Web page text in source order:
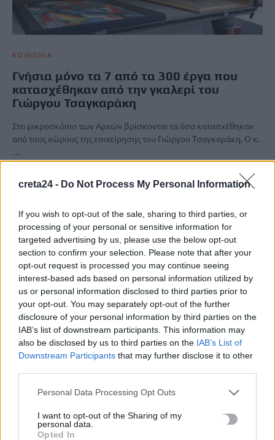
creta24 - Do Not Process My Personal Information
If you wish to opt-out of the sale, sharing to third parties, or
processing of your personal or sensitive information for
targeted advertising by us, please use the below opt-out
section to confirm your selection. Please note that after your
opt-out request is processed you may continue seeing
interest-based ads based on personal information utilized by
us or personal information disclosed to third parties prior to
your opt-out. You may separately opt-out of the further
disclosure of your personal information by third parties on the
IAB’s list of downstream participants. This information may
also be disclosed by us to third parties on the IAB’s List of
Downstream Participants that may further disclose it to other
Personal Data Processing Opt Outs
I want to opt-out of the Sharing of my
personal data.
Opted In
ΚΟΙΝΩΝΙΑ
Γνήσια μόνο τα 7 από τα 300 έργα που
κατασχέθηκαν από την γκαλερί του
Γιώργου Τσαγκαράκη
Στο μικροσκόπιο των Αρχών βρίσκονται τα όσα κατασχέθηκαν
από τους χώρους της επιχείρησης του Γιώργου Τσαγκαράκη. Ο κ.
…
ΔΙΕΘΝΗ
ελληνικά κεραμικά λόγω προβλημάτων
στατικότητας
Το Μουσείο του Λούβρου ανακοίνωσε τη Δευτέρα (17/11), ότι